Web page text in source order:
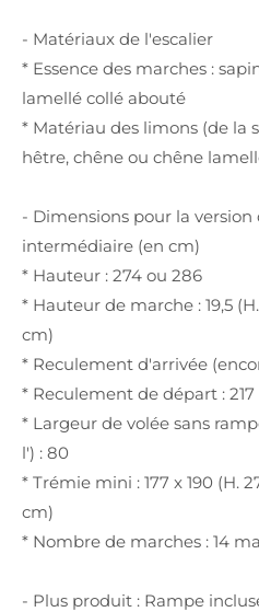
- Matériaux de l'escalier
* Essence des marches :
lamellé collé abouté
* Matériau des limons (de la
hêtre, chêne ou chêne
- Dimensions pour la
intermédiaire (en cm)
* Hauteur : 274 ou 286
* Hauteur de marche : 19,5
cm)
* Reculement d'arrivée
* Reculement de départ : 217
* Largeur de volée sans
l') : 80
* Trémie mini : 177 x 190 (H.
cm)
* Nombre de marches : 14
- Plus produit : Rampe